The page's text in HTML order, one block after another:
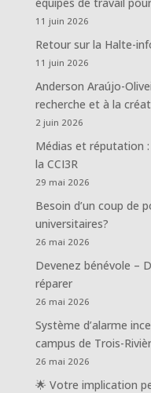
11 juin 2026
Retour sur la Halte-
11 juin 2026
Anderson Araújo-
recherche et à la
2 juin 2026
Médias et réputation :
la CCI3R
29 mai 2026
Besoin d’un coup de
universitaires?
26 mai 2026
Devenez bénévole –
réparer
26 mai 2026
Système d’alarme
campus de Trois-
26 mai 2026
🌟 Votre implication